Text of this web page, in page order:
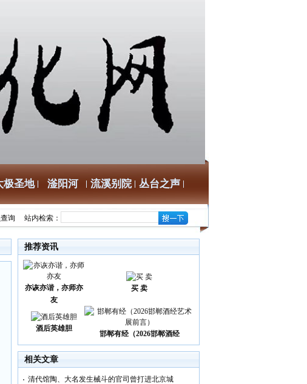
极圣地 滏阳河 流溪别院 丛台之声
询 站内检索：
推荐资讯
亦诙亦谐，亦师亦
友
买 卖
酒后英雄胆
邯郸有经（2026邯郸酒经
相关文章
清代馆陶、大名发生械斗的官司曾打进北京城